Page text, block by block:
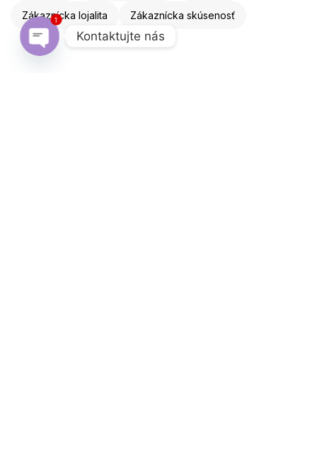
Zákaznícka lojalita Zákaznícka skúsenosť
Kontaktujte nás
1